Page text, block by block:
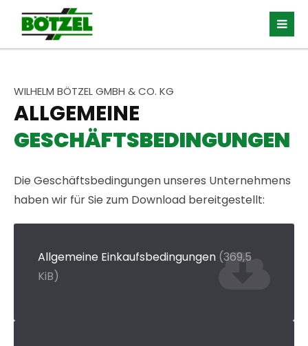
WILHELM BÖTZEL GMBH & CO. KG
ALLGEMEINE
GESCHÄFTSBEDINGUNGEN
Die Geschäftsbedingungen unseres Unternehmens
haben wir für Sie zum Download bereitgestellt:
Allgemeine Einkaufsbedingungen (369,5
KiB)